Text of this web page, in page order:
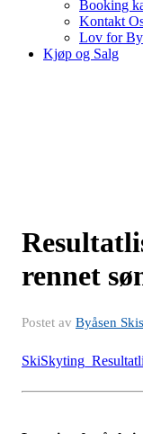
Booking
Kontakt
Lov for
Kjøp og Salg
rennet
Postet av Byåsen